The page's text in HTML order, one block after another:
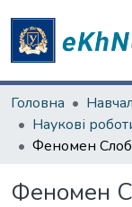
Головна
Феномен
Феномен